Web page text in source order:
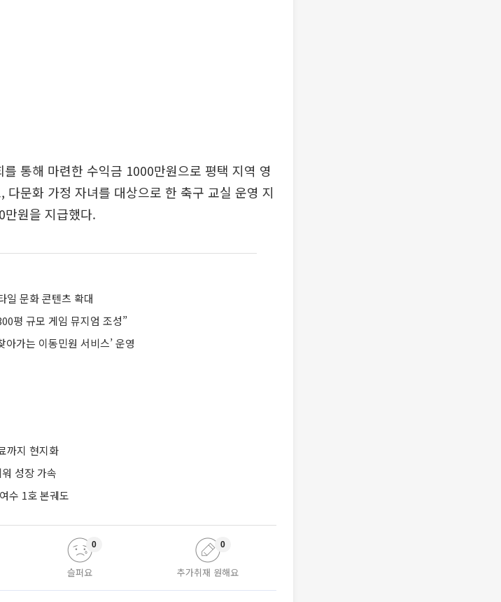
통해 마련한 수익금 1000만원으로 평택 지역 영
문화 가정 자녀를 대상으로 한 축구 교실 운영 지
원을 지급했다.
일 문화 콘텐츠 확대
평 규모 게임 뮤지엄 조성”
가는 이동민원 서비스’ 운영
까지 현지화
성장 가속
수 1호 본궤도
슬퍼요
0
추가취재 원해요
0